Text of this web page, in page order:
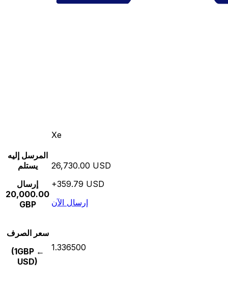
Xe
المرسل إليه
يستلم
إرسال
20,000.00
GBP
26,730.00 USD
+359.79 USD
إرسال الآن
سعر الصرف
(1GBP ←
USD)
1.336500